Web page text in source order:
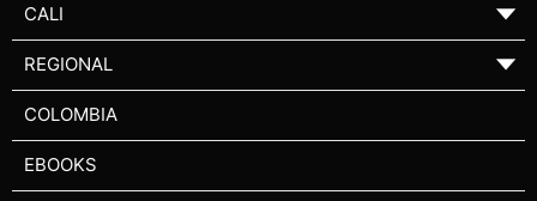
CALI ▼
REGIONAL ▼
COLOMBIA
EBOOKS